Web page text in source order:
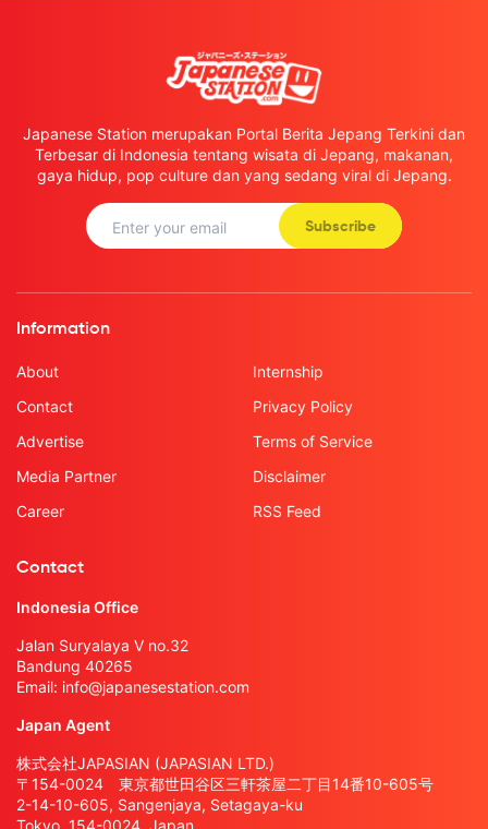
Japanese Station merupakan Portal Berita Jepang Terkini dan
Terbesar di Indonesia tentang wisata di Jepang, makanan,
gaya hidup, pop culture dan yang sedang viral di Jepang.
Subscribe
Information
About
Contact
Advertise
Media Partner
Career
Internship
Privacy Policy
Terms of Service
Disclaimer
RSS Feed
Contact
Indonesia Office
Jalan Suryalaya V no.32
Bandung 40265
Email: info@japanesestation.com
Japan Agent
株式会社JAPASIAN (JAPASIAN LTD.)
〒154-0024 東京都世田谷区三軒茶屋二丁目14番10-605号
2-14-10-605, Sangenjaya, Setagaya-ku
Tokyo, 154-0024, Japan